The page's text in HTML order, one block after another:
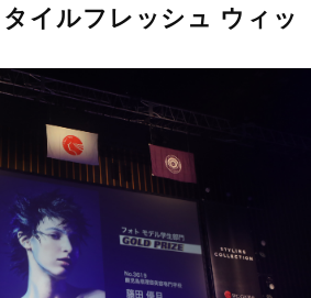
イルフレッシュ ウィッ